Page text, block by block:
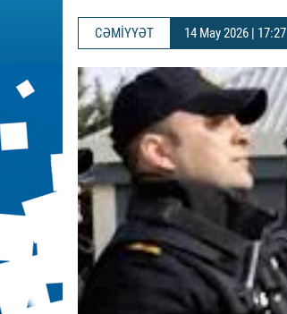
CƏMİYYƏT 14 May 2026 | 17:27